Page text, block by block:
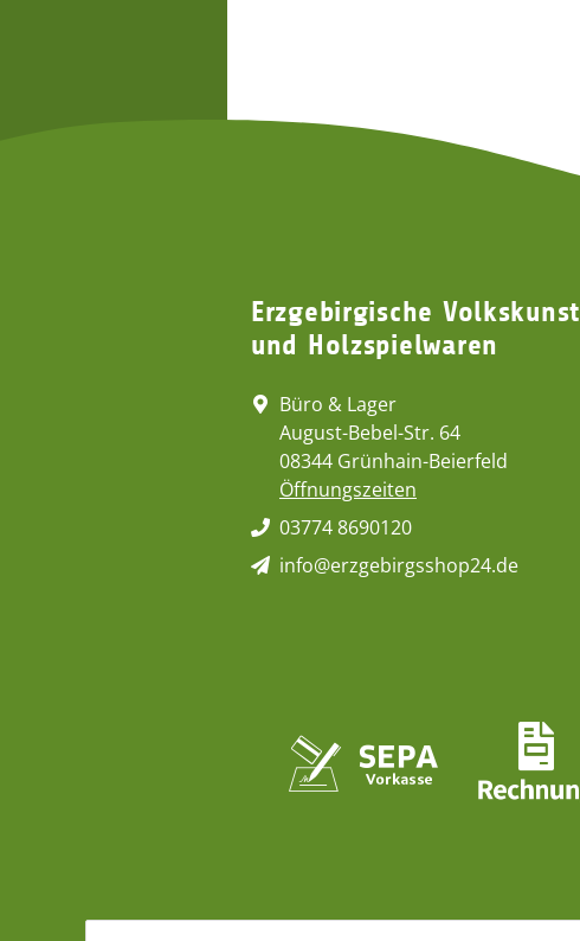
Erzgebirgische Volkskunst
und Holzspielwaren
Büro & Lager
August-Bebel-Str. 64
08344 Grünhain-Beierfeld
Öffnungszeiten
03774 8690120
info@erzgebirgsshop24.de